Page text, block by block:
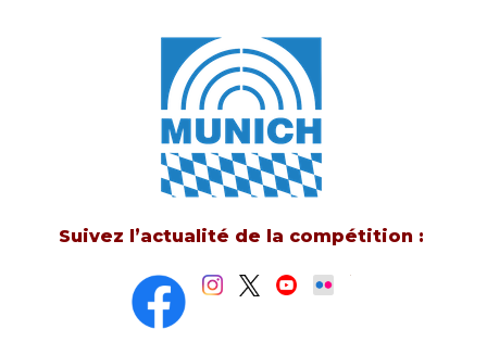
Suivez l’actualité de la compétition :